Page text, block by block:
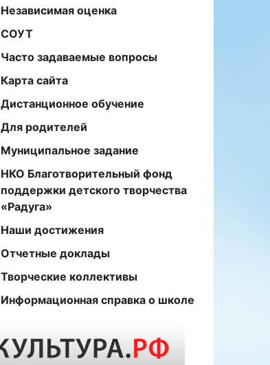
Независимая оценка
СОУТ
Часто задаваемые вопросы
Карта сайта
Дистанционное обучение
Для родителей
Муниципальное задание
НКО Благотворительный фонд
поддержки детского творчества
«Радуга»
Наши достижения
Отчетные доклады
Творческие коллективы
Информационная справка о школе